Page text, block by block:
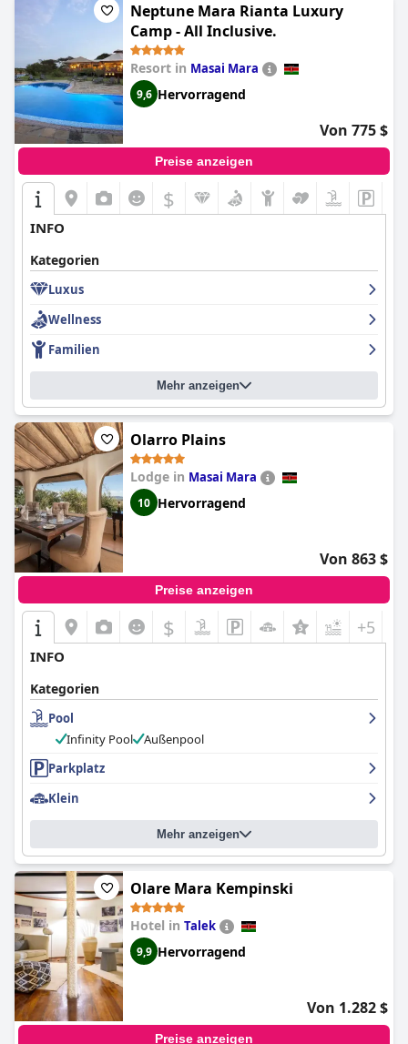
Neptune Mara Rianta Luxury
Camp - All Inclusive.
Resort in Masai Mara
9,6 Hervorragend
Von 775 $
Preise anzeigen
$
INFO
Kategorien
Luxus
Wellness
Familien
Mehr anzeigen
Olarro Plains
Lodge in Masai Mara
10 Hervorragend
Von 863 $
Preise anzeigen
$ +5
INFO
Kategorien
Pool
Infinity Pool
Außenpool
Parkplatz
Klein
Mehr anzeigen
Olare Mara Kempinski
Hotel in Talek
9,9 Hervorragend
Von 1.282 $
Preise anzeigen